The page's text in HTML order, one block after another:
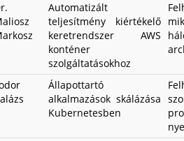
Automatizált
teljesítmény kiértékelő
keretrendszer AWS
konténer
szolgáltatásokhoz
Állapottartó
alkalmazások skálázása
Kubernetesben